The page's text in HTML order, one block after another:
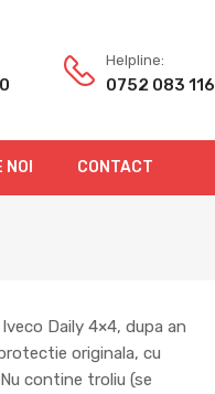
Helpline:
0752 083 116
NOI CONTACT
Daily 4×4, dupa an
originala, cu
contine troliu (se